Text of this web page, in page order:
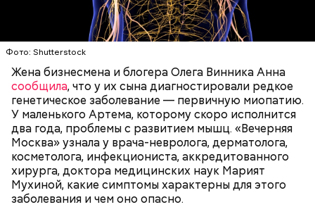
Фото: Shutterstock
Жена бизнесмена и блогера Олега Винника Анна
сообщила, что у их сына диагностировали редкое
генетическое заболевание — первичную миопатию.
У маленького Артема, которому скоро исполнится
два года, проблемы с развитием мышц. «Вечерняя
Москва» узнала у врача-невролога, дерматолога,
косметолога, инфекциониста, аккредитованного
хирурга, доктора медицинских наук Марият
Мухиной, какие симптомы характерны для этого
заболевания и чем оно опасно.
Курица с кабачками по-тайски
Еще важно знать, откуда дыню привезли к нам,
подчеркнула диетолог. Самолетом их не
доставляют, поэтому пока она приедет, как и
любые фрукты и овощи, она может терять свои
витамины.